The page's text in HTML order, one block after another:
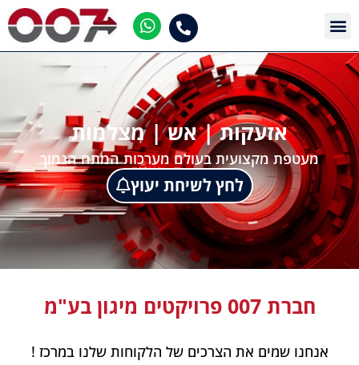
אזעקות | אש | מצלמות
מעטפת מקצועית בעולם מערכות המתח הנמוך
לחץ לשיחת יעוץ
חברת 007 פרויקטים מיגון בע"מ
אנחנו שמים את הצרכים של הלקוחות שלנו במרכז !